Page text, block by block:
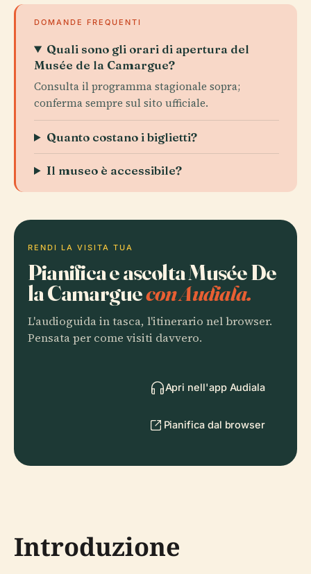
DOMANDE FREQUENTI
Quali sono gli orari di apertura del
Musée de la Camargue?
Consulta il programma stagionale sopra;
conferma sempre sul sito ufficiale.
Quanto costano i biglietti?
Il museo è accessibile?
RENDI LA VISITA TUA
Pianifica e ascolta Musée De
la Camarguecon Audiala.
L'audioguida in tasca, l'itinerario nel browser.
Pensata per come visiti davvero.
Apri nell'app Audiala
Pianifica dal browser
Introduzione